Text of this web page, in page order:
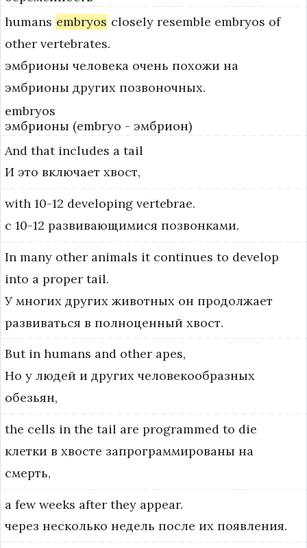
humans embryos closely resemble embryos of
other vertebrates.
эмбрионы человека очень похожи на
эмбрионы других позвоночных.
embryos
эмбрионы (embryo - эмбрион)
And that includes a tail
И это включает хвост,
with 10-12 developing vertebrae.
с 10-12 развивающимися позвонками.
In many other animals it continues to develop
into a proper tail.
У многих других животных он продолжает
развиваться в полноценный хвост.
But in humans and other apes,
Но у людей и других человекообразных
обезьян,
the cells in the tail are programmed to die
клетки в хвосте запрограммированы на
смерть,
a few weeks after they appear.
через несколько недель после их появления.